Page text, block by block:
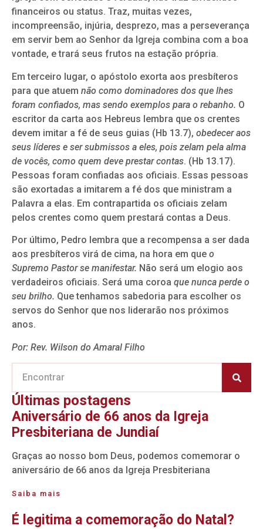
financeiros ou status. Traz, muitas vezes,
incompreensão, injúria, desprezo, mas a perseverança
em servir bem ao Senhor da Igreja combina com a boa
vontade, e trará seus frutos na estação própria.
Em terceiro lugar, o apóstolo exorta aos presbíteros
para que atuem não como dominadores dos que lhes
foram confiados, mas sendo exemplos para o rebanho. O
escritor da carta aos Hebreus lembra que os crentes
devem imitar a fé de seus guias (Hb 13.7), obedecer aos
seus líderes e ser submissos a eles, pois zelam pela alma
de vocês, como quem deve prestar contas. (Hb 13.17).
Pessoas foram confiadas aos oficiais. Essas pessoas
são exortadas a imitarem a fé dos que ministram a
Palavra a elas. Em contrapartida os oficiais zelam
pelos crentes como quem prestará contas a Deus.
Por último, Pedro lembra que a recompensa a ser dada
aos presbíteros virá de cima, na hora em que o
Supremo Pastor se manifestar. Não será um elogio aos
verdadeiros oficiais. Será uma coroa que nunca perde o
seu brilho. Que tenhamos sabedoria para escolher os
servos do Senhor que nos liderarão nos próximos
anos.
Por: Rev. Wilson do Amaral Filho
Últimas postagens
Aniversário de 66 anos da Igreja
Presbiteriana de Jundiaí
Graças ao nosso bom Deus, podemos comemorar o
aniversário de 66 anos da Igreja Presbiteriana
Saiba mais
É legitima a comemoração do Natal?